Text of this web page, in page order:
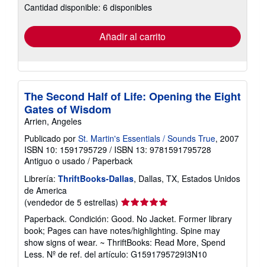
las
tarifas
envío
Cantidad disponible: 6 disponibles
Añadir al carrito
The Second Half of Life: Opening the Eight
Gates of Wisdom
Arrien, Angeles
Publicado por St. Martin's Essentials / Sounds True, 2007
ISBN 10: 1591795729 / ISBN 13: 9781591795728
Antiguo o usado / Paperback
Librería: ThriftBooks-Dallas, Dallas, TX, Estados Unidos
de America
(vendedor de 5 estrellas) Calificación
del
vendedor:
5
de
5
Paperback. Condición: Good. No Jacket. Former library
book; Pages can have notes/highlighting. Spine may
show signs of wear. ~ ThriftBooks: Read More, Spend
Less. Nº de ref. del artículo: G1591795729I3N10